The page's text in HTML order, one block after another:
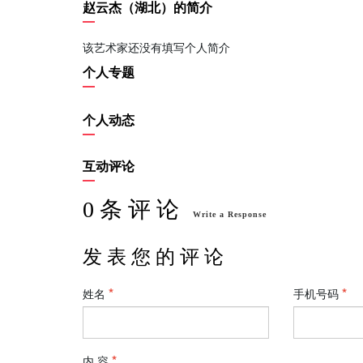
赵云杰（湖北）的简介
该艺术家还没有填写个人简介
个人专题
个人动态
互动评论
0 条 评 论 Write a Response
发 表 您 的 评 论
姓名 手机号码